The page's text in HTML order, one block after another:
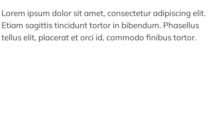
Lorem ipsum dolor sit amet, consectetur adipiscing elit.
Etiam sagittis tincidunt tortor in bibendum. Phasellus
tellus elit, placerat et orci id, commodo finibus tortor.